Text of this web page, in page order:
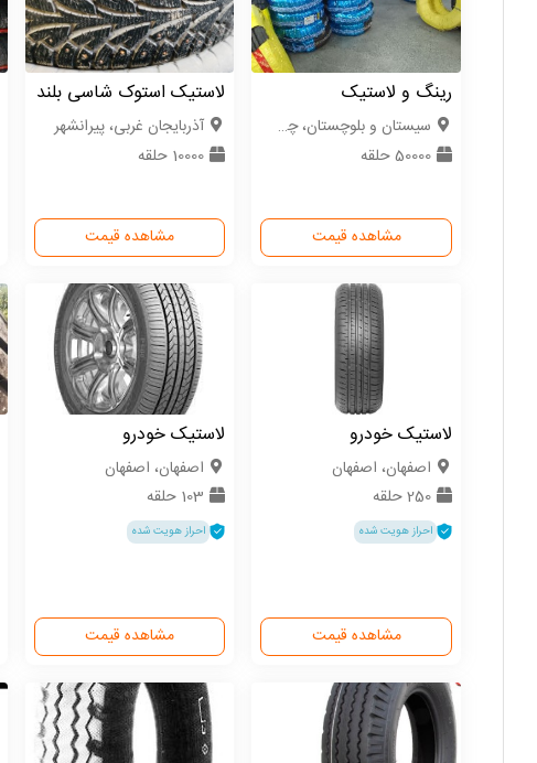
رینگ و لاستیک
سیستان و بلوچستان، چابهار
50000 حلقه
مشاهده قیمت
لاستیک استوک شاسی بلند
آذربایجان غربی، پیرانشهر
10000 حلقه
مشاهده قیمت
لاستیک خودرو
اصفهان، اصفهان
250 حلقه
احراز هویت شده
مشاهده قیمت
لاستیک خودرو
اصفهان، اصفهان
103 حلقه
احراز هویت شده
مشاهده قیمت